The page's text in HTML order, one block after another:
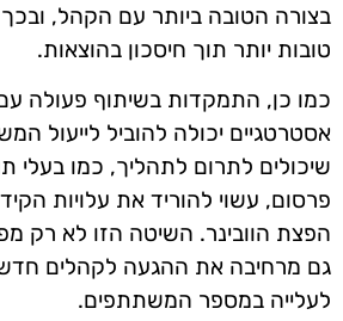
בצורה הטובה ביותר עם הקהל, ובכך
טובות יותר תוך חיסכון בהוצאות.
כמו כן, התמקדות בשיתוף פעולה
אסטרטגיים יכולה להוביל לייעול
שיכולים לתרום לתהליך, כמו בעלי
פרסום, עשוי להוריד את עלויות
הפצת הוובינר. השיטה הזו לא רק
גם מרחיבה את ההגעה לקהלים
לעלייה במספר המשתתפים.